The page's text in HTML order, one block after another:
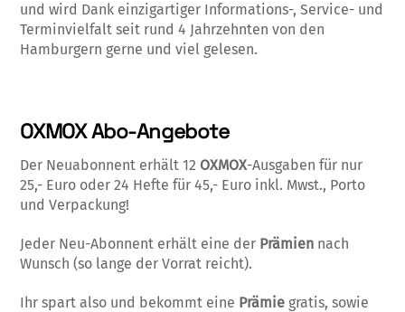
und wird Dank einzigartiger Informations-, Service- und
Terminvielfalt seit rund 4 Jahrzehnten von den
Hamburgern gerne und viel gelesen.
OXMOX Abo-Angebote
Der Neuabonnent erhält 12 OXMOX-Ausgaben für nur
25,- Euro oder 24 Hefte für 45,- Euro inkl. Mwst., Porto
und Verpackung!
Jeder Neu-Abonnent erhält eine der Prämien nach
Wunsch (so lange der Vorrat reicht).
Ihr spart also und bekommt eine Prämie gratis, sowie